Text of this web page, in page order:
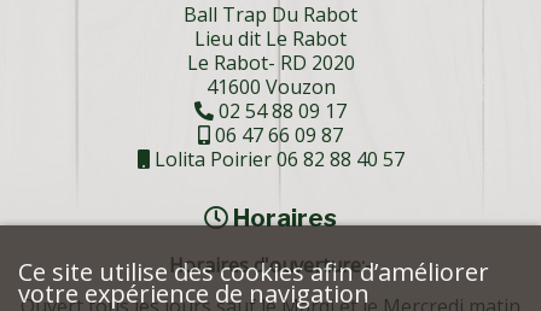
Ball Trap Du Rabot
Lieu dit Le Rabot
Le Rabot- RD 2020
41600 Vouzon
02 54 88 09 17
06 47 66 09 87
Lolita Poirier 06 82 88 40 57
Horaires
Horaires d'ouverture:-
Ce site utilise des cookies afin d’améliorer
votre expérience de navigation